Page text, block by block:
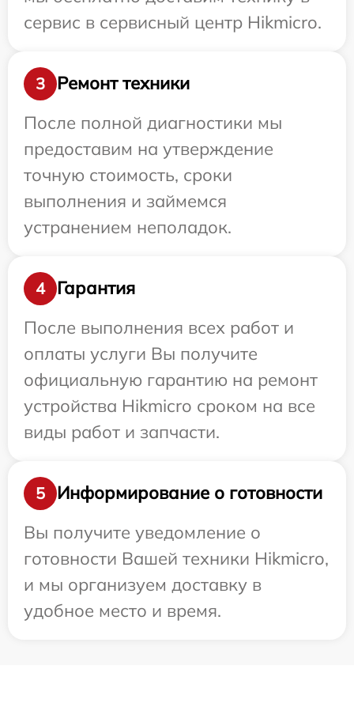
сервис в сервисный центр Hikmicro.
3
Ремонт техники
После полной диагностики мы
предоставим на утверждение
точную стоимость, сроки
выполнения и займемся
устранением неполадок.
4
Гарантия
После выполнения всех работ и
оплаты услуги Вы получите
официальную гарантию на ремонт
устройства Hikmicro сроком на все
виды работ и запчасти.
5
Информирование о готовности
Вы получите уведомление о
готовности Вашей техники Hikmicro,
и мы организуем доставку в
удобное место и время.